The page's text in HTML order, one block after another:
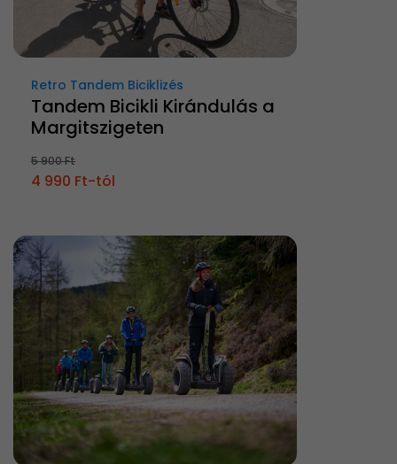
Retro Tandem Biciklizés
Tandem Bicikli Kirándulás a
Margitszigeten
5 900 Ft
4 990 Ft-tól